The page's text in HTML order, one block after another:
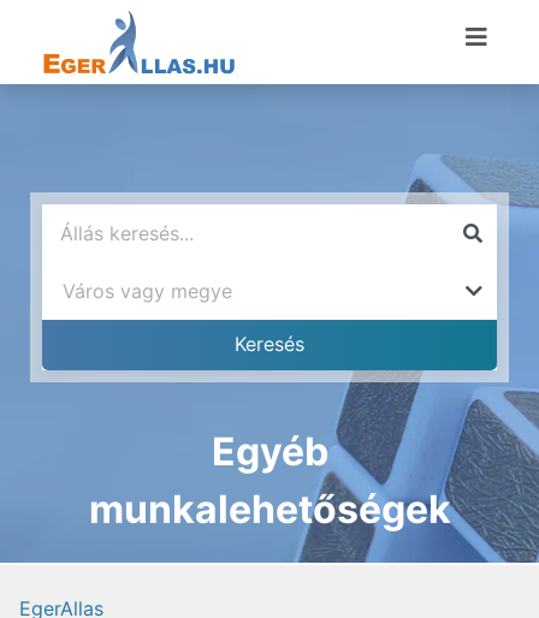
Egyéb
munkalehetőségek
EgerAllas